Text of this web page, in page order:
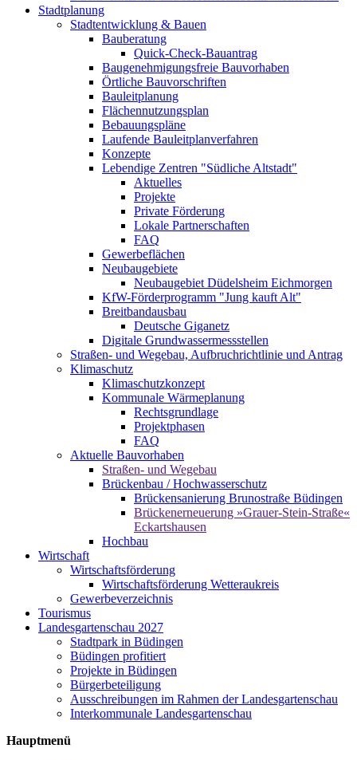
Stadtplanung
Stadtentwicklung & Bauen
Bauberatung
Quick-Check-Bauantrag
Baugenehmigungsfreie Bauvorhaben
Örtliche Bauvorschriften
Bauleitplanung
Flächennutzungsplan
Bebauungspläne
Laufende Bauleitplanverfahren
Konzepte
Lebendige Zentren "Südliche Altstadt"
Aktuelles
Projekte
Private Förderung
Lokale Partnerschaften
FAQ
Gewerbeflächen
Neubaugebiete
Neubaugebiet Düdelsheim Eichmorgen
KfW-Förderprogramm "Jung kauft Alt"
Breitbandausbau
Deutsche Giganetz
Digitale Grundwassermessstellen
Straßen- und Wegebau, Aufbruchrichtlinie und Antrag
Klimaschutz
Klimaschutzkonzept
Kommunale Wärmeplanung
Rechtsgrundlage
Projektphasen
FAQ
Aktuelle Bauvorhaben
Straßen- und Wegebau
Brückenbau / Hochwasserschutz
Brückensanierung Brunostraße Büdingen
Brückenerneuerung »Grauer-Stein-Straße«
Eckartshausen
Hochbau
Wirtschaft
Wirtschaftsförderung
Wirtschaftsförderung Wetteraukreis
Gewerbeverzeichnis
Tourismus
Landesgartenschau 2027
Stadtpark in Büdingen
Büdingen profitiert
Projekte in Büdingen
Bürgerbeteiligung
Ausschreibungen im Rahmen der Landesgartenschau
Interkommunale Landesgartenschau
Hauptmenü